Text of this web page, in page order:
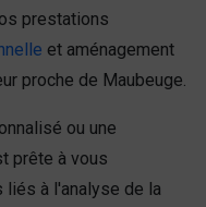
prestations
et aménagement
proche de Maubeuge.
ou une
prête à vous
liés à l'analyse de la